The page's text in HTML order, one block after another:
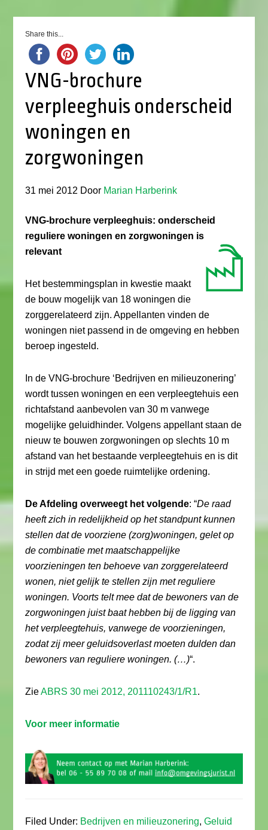
Share this...
VNG-brochure
verpleeghuis onderscheid
woningen en
zorgwoningen
31 mei 2012 Door Marian Harberink
VNG-brochure verpleeghuis: onderscheid
reguliere woningen en zorgwoningen is
relevant
Het bestemmingsplan in kwestie maakt
de bouw mogelijk van 18 woningen die
zorggerelateerd zijn. Appellanten vinden de
woningen niet passend in de omgeving en hebben
beroep ingesteld.
In de VNG-brochure ‘Bedrijven en milieuzonering’
wordt tussen woningen en een verpleegtehuis een
richtafstand aanbevolen van 30 m vanwege
mogelijke geluidhinder. Volgens appellant staan de
nieuw te bouwen zorgwoningen op slechts 10 m
afstand van het bestaande verpleegtehuis en is dit
in strijd met een goede ruimtelijke ordening.
De Afdeling overweegt het volgende: “De raad
heeft zich in redelijkheid op het standpunt kunnen
stellen dat de voorziene (zorg)woningen, gelet op
de combinatie met maatschappelijke
voorzieningen ten behoeve van zorggerelateerd
wonen, niet gelijk te stellen zijn met reguliere
woningen. Voorts telt mee dat de bewoners van de
zorgwoningen juist baat hebben bij de ligging van
het verpleegtehuis, vanwege de voorzieningen,
zodat zij meer geluidsoverlast moeten dulden dan
bewoners van reguliere woningen. (…)“.
ZieABRS 30 mei 2012, 201110243/1/R1.
Voor meer informatie
Filed Under: Bedrijven en milieuzonering,Geluid